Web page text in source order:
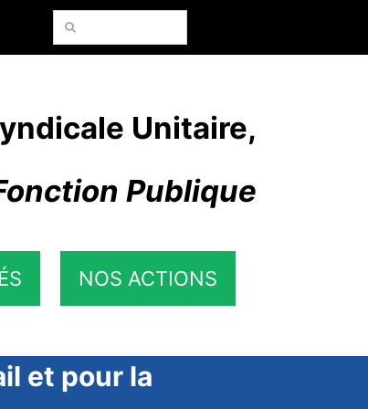
Rechercher:
Unitaire,
Publique
NOS ACTIONS
et pour la